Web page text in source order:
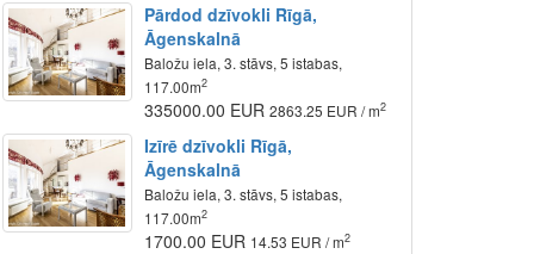
Pārdod dzīvokli Rīgā,
Āgenskalnā
Baložu iela, 3. stāvs, 5 istabas,
117.00m2
335000.00 EUR2863.25 EUR / m2
Izīrē dzīvokli Rīgā,
Āgenskalnā
Baložu iela, 3. stāvs, 5 istabas,
117.00m2
1700.00 EUR 14.53 EUR / m2